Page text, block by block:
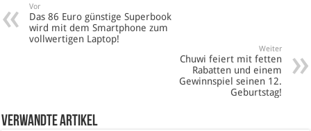
Vor
Das 86 Euro günstige Superbook
wird mit dem Smartphone zum
vollwertigen Laptop!
Weiter
Chuwi feiert mit fetten
Rabatten und einem
Gewinnspiel seinen 12.
Geburtstag!
verwandte Artikel